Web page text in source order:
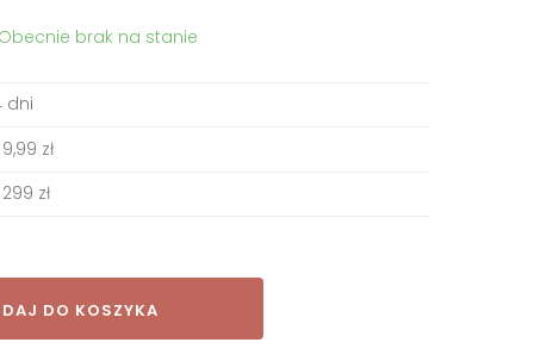
brak na stanie
dni
zł
zł
DO KOSZYKA